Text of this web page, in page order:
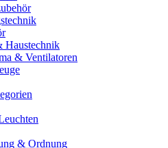
Haustechnik
& Ventilatoren
& Ordnung